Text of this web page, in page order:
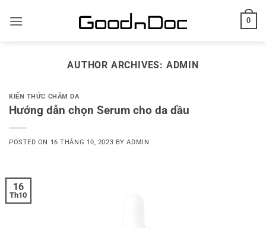
0
AUTHOR ARCHIVES: ADMIN
KIẾN THỨC CHĂM DA
Hướng dẫn chọn Serum cho da dầu
POSTED ON 16 THÁNG 10, 2023 BYADMIN
16
Th10